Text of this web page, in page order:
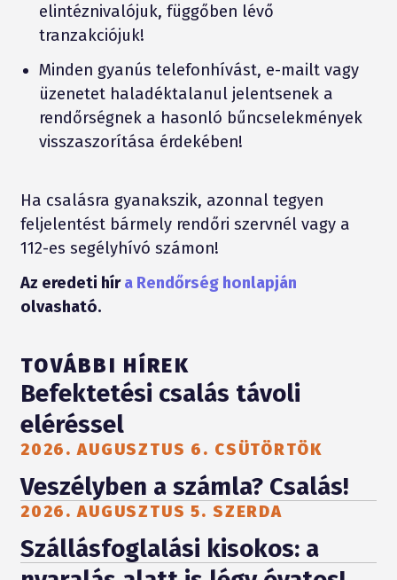
elintéznivalójuk, függőben lévő
tranzakciójuk!
Minden gyanús telefonhívást, e-mailt vagy
üzenetet haladéktalanul jelentsenek a
rendőrségnek a hasonló bűncselekmények
visszaszorítása érdekében!
Ha csalásra gyanakszik, azonnal tegyen
feljelentést bármely rendőri szervnél vagy a
112-es segélyhívó számon!
Az eredeti híra Rendőrség honlapján
olvasható.
TOVÁBBI HÍREK
Befektetési csalás távoli
eléréssel
2026. AUGUSZTUS 6. CSÜTÖRTÖK
Veszélyben a számla? Csalás!
2026. AUGUSZTUS 5. SZERDA
Szállásfoglalási kisokos: a